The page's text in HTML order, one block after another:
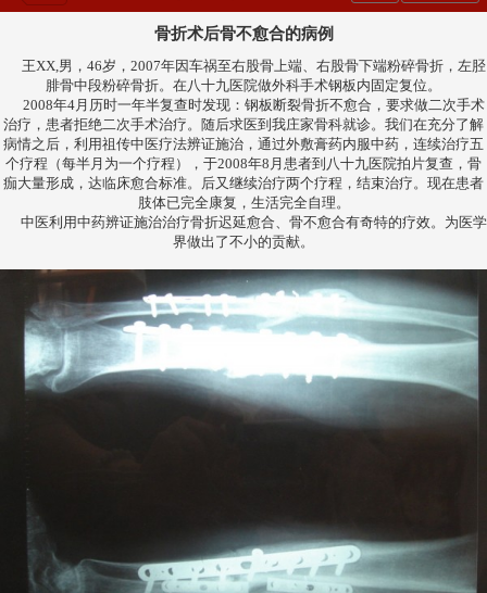
骨折术后骨不愈合的病例
王XX,男，46岁，2007年因车祸至右股骨上端、右股骨下端粉碎骨折，左胫
腓骨中段粉碎骨折。在八十九医院做外科手术钢板内固定复位。
2008年4月历时一年半复查时发现：钢板断裂骨折不愈合，要求做二次手术
治疗，患者拒绝二次手术治疗。随后求医到我庄家骨科就诊。我们在充分了解
病情之后，利用祖传中医疗法辨证施治，通过外敷膏药内服中药，连续治疗五
个疗程（每半月为一个疗程），于2008年8月患者到八十九医院拍片复查，骨
痂大量形成，达临床愈合标准。后又继续治疗两个疗程，结束治疗。现在患者
肢体已完全康复，生活完全自理。
中医利用中药辨证施治治疗骨折迟延愈合、骨不愈合有奇特的疗效。为医学
界做出了不小的贡献。